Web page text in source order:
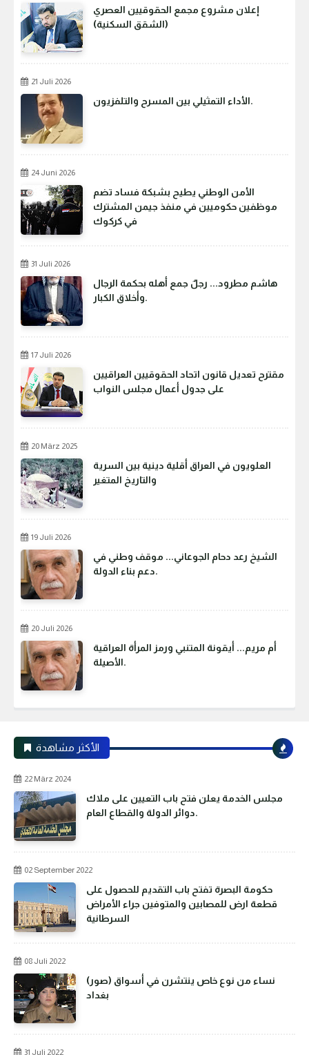
إعلان مشروع مجمع الحقوقيين العصري
(الشقق السكنية)
21 Juli 2026
الأداء التمثيلي بين المسرح والتلفزيون.
24 Juni 2026
الأمن الوطني يطيح بشبكة فساد تضم
موظفين حكوميين في منفذ جيمن المشترك
في كركوك
31 Juli 2026
هاشم مطرود... رجلٌ جمع أهله بحكمة الرجال
وأخلاق الكبار.
17 Juli 2026
مقترح تعديل قانون اتحاد الحقوقيين العراقيين
على جدول أعمال مجلس النواب
20 März 2025
العلويون في العراق أقلية دينية بين السرية
والتاريخ المتغير
19 Juli 2026
الشيخ رعد دحام الجوعاني... موقف وطني في
دعم بناء الدولة.
20 Juli 2026
أم مريم... أيقونة المتنبي ورمز المرأة العراقية
الأصيلة.
الأكثر مشاهدة
22 März 2024
مجلس الخدمة يعلن فتح باب التعيين على ملاك
دوائر الدولة والقطاع العام.
02 September 2022
حكومة البصرة تفتح باب التقديم للحصول على
قطعة ارض للمصابين والمتوفين جراء الأمراض
السرطانية
08 Juli 2022
(صور) نساء من نوع خاص ينتشرن في أسواق
بغداد
31 Juli 2022